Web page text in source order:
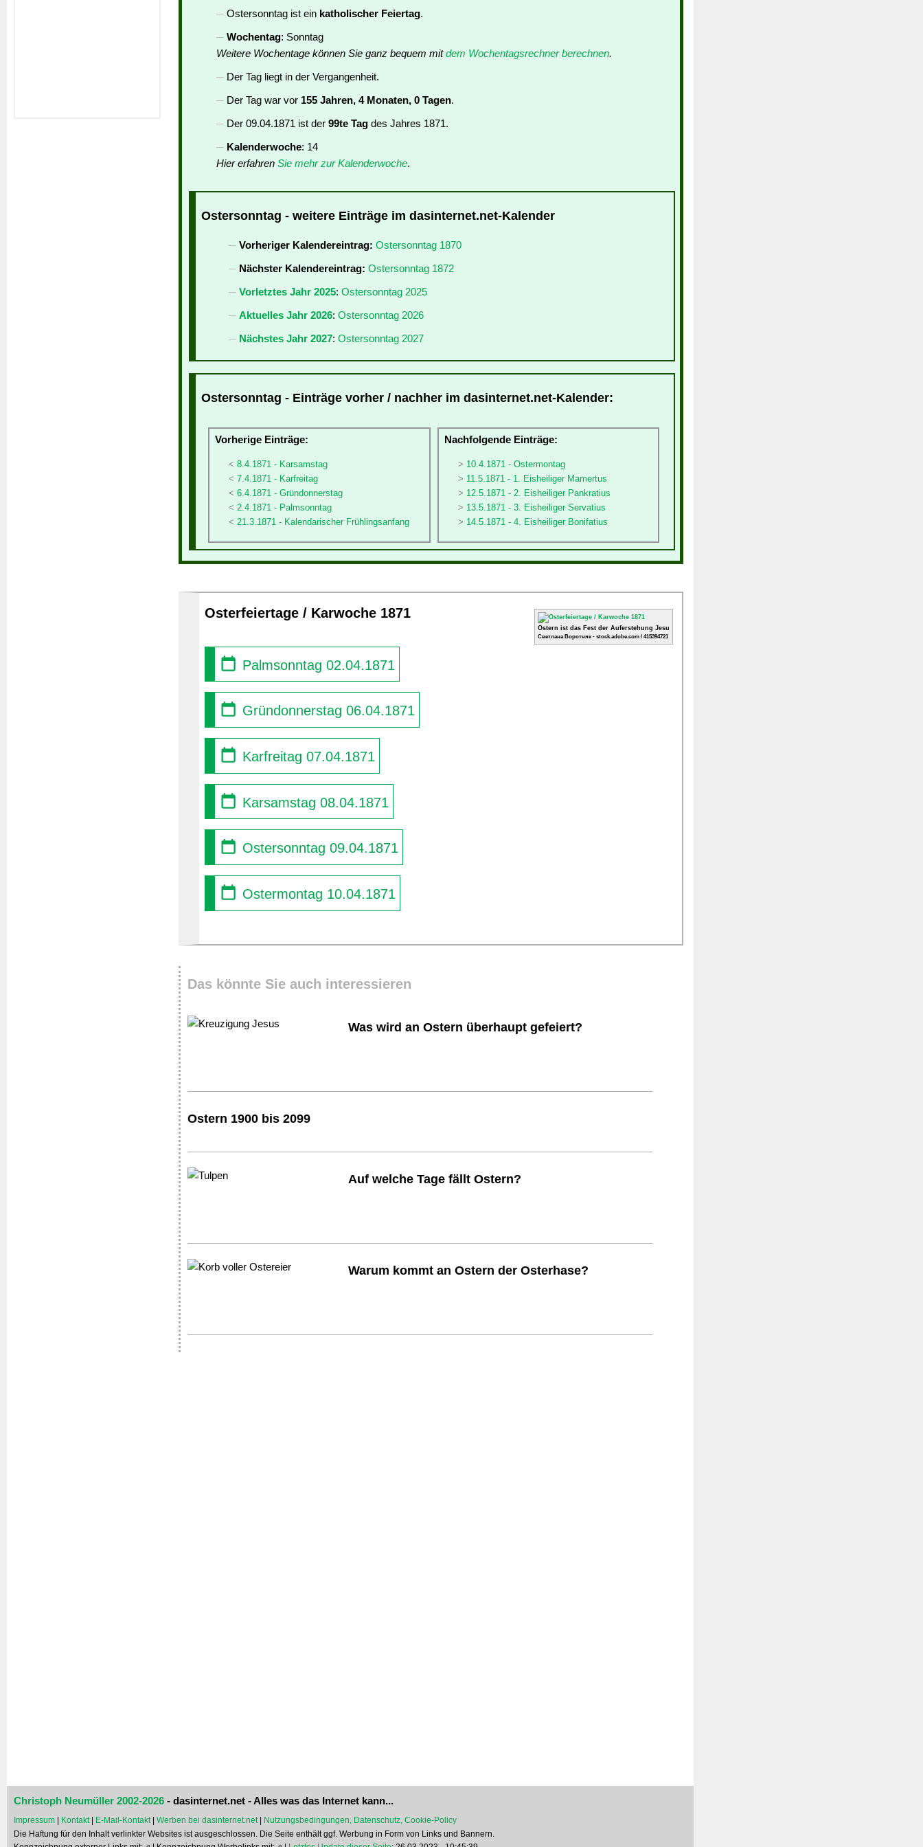
Ostersonntag ist ein katholischer Feiertag.
Wochentag: Sonntag
Weitere Wochentage können Sie ganz bequem mitdem Wochentagsrechner berechnen.
Der Tag liegt in der Vergangenheit.
Der Tag war vor 155 Jahren, 4 Monaten, 0 Tagen.
Der 09.04.1871 ist der 99te Tag des Jahres 1871.
Kalenderwoche: 14
Hier erfahren Sie mehr zur Kalenderwoche.
Ostersonntag - weitere Einträge im dasinternet.net-Kalender
Vorheriger Kalendereintrag: Ostersonntag 1870
Nächster Kalendereintrag: Ostersonntag 1872
Vorletztes Jahr 2025: Ostersonntag 2025
Aktuelles Jahr 2026: Ostersonntag 2026
Nächstes Jahr 2027: Ostersonntag 2027
Ostersonntag - Einträge vorher / nachher im dasinternet.net-Kalender:
Vorherige Einträge:
8.4.1871 - Karsamstag
7.4.1871 - Karfreitag
6.4.1871 - Gründonnerstag
2.4.1871 - Palmsonntag
21.3.1871 - Kalendarischer Frühlingsanfang
Nachfolgende Einträge:
10.4.1871 - Ostermontag
11.5.1871 - 1. Eisheiliger Mamertus
12.5.1871 - 2. Eisheiliger Pankratius
13.5.1871 - 3. Eisheiliger Servatius
14.5.1871 - 4. Eisheiliger Bonifatius
Ostern ist das Fest der Auferstehung Jesu
Светлана Воротняк - stock.adobe.com / 415394721
Osterfeiertage / Karwoche 1871
Palmsonntag 02.04.1871
Gründonnerstag 06.04.1871
Karfreitag 07.04.1871
Karsamstag 08.04.1871
Ostersonntag 09.04.1871
Ostermontag 10.04.1871
Das könnte Sie auch interessieren
Was wird an Ostern überhaupt gefeiert?
Ostern 1900 bis 2099
Auf welche Tage fällt Ostern?
Warum kommt an Ostern der Osterhase?
Christoph Neumüller 2002-2026 - dasinternet.net - Alles was das Internet kann...
Impressum | Kontakt | E-Mail-Kontakt | Werben bei dasinternet.net | Nutzungsbedingungen, Datenschutz, Cookie-Policy
Die Haftung für den Inhalt verlinkter Websites ist ausgeschlossen. Die Seite enthält ggf. Werbung in Form von Links und Bannern.